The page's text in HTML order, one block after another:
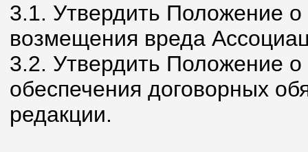
3.1. Утвердить Положение
возмещения вреда
3.2. Утвердить Положение
обеспечения договорных
редакции.